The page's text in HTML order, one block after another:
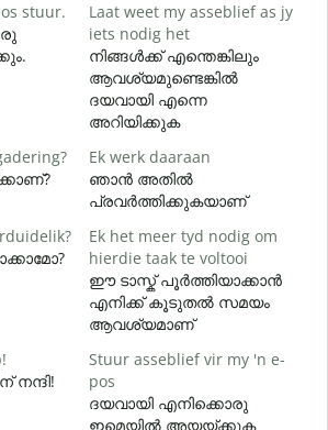
stuur.
Laat weet my asseblief as jy
iets nodig het
നിങ്ങൾക്ക് എന്തെങ്കിലും
ആവശ്യമുണ്ടെങ്കിൽ
ദയവായി എന്നെ
അറിയിക്കുക
Ek werk daaraan
ഞാൻ അതിൽ
പ്രവർത്തിക്കുകയാണ്
Ek het meer tyd nodig om
hierdie taak te voltooi
ഈ ടാസ്ക് പൂർത്തിയാക്കാൻ
എനിക്ക് കൂടുതൽ സമയം
ആവശ്യമാണ്
നന്ദി!
Stuur asseblief vir my 'n e-
pos
ദയവായി എനിക്കൊരു
ഇമെയിൽ അയയ്ക്കുക